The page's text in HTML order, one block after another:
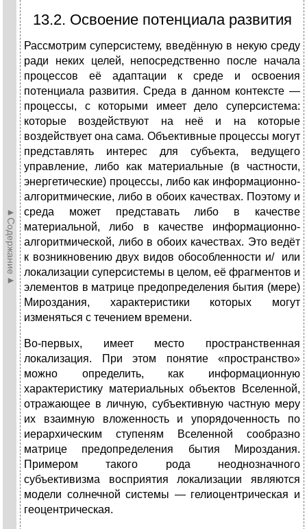
►Содержание►
13.2. Освоение потенциала развития
Рассмотрим суперсистему, введённую в некую среду
ради неких целей, непосредственно после начала
процессов её адаптации к среде и освоения
потенциала развития. Среда в данном контексте —
процессы, с которыми имеет дело суперсистема:
которые воздействуют на неё и на которые
воздействует она сама. Объективные процессы могут
представлять интерес для субъекта, ведущего
управление, либо как материальные (в частности,
энергетические) процессы, либо как информационно-
алгоритмические, либо в обоих качествах. Поэтому и
среда может представать либо в качестве
материальной, либо в качестве информационно-
алгоритмической, либо в обоих качествах. Это ведёт
к возникновению двух видов обособленности и/ или
локализации суперсистемы в целом, её фрагментов и
элементов в матрице предопределения бытия (мере)
Мироздания, характеристики которых могут
изменяться с течением времени.
Во-первых, имеет место пространственная
локализация. При этом понятие «пространство»
можно определить, как информационную
характеристику материальных объектов Вселенной,
отражающее в личную, субъективную частную меру
их взаимную вложенность и упорядоченность по
иерархическим ступеням Вселенной сообразно
матрице предопределения бытия Мироздания.
Примером такого рода неоднозначного
субъективизма восприятия локализации являются
модели солнечной системы — гелиоцентрическая и
геоцентрическая.